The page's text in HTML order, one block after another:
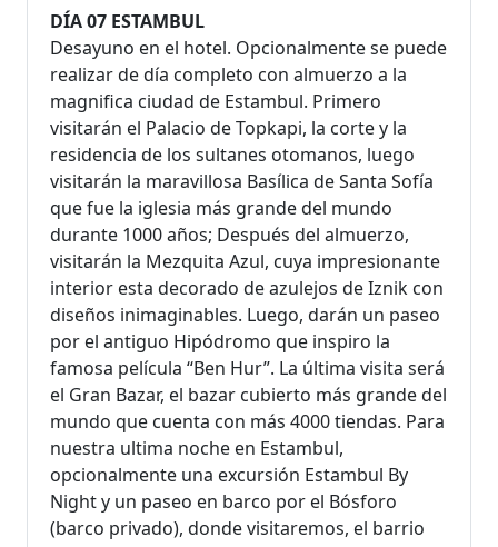
DÍA 07 ESTAMBUL
Desayuno en el hotel. Opcionalmente se puede
realizar de día completo con almuerzo a la
magnifica ciudad de Estambul. Primero
visitarán el Palacio de Topkapi, la corte y la
residencia de los sultanes otomanos, luego
visitarán la maravillosa Basílica de Santa Sofía
que fue la iglesia más grande del mundo
durante 1000 años; Después del almuerzo,
visitarán la Mezquita Azul, cuya impresionante
interior esta decorado de azulejos de Iznik con
diseños inimaginables. Luego, darán un paseo
por el antiguo Hipódromo que inspiro la
famosa película “Ben Hur”. La última visita será
el Gran Bazar, el bazar cubierto más grande del
mundo que cuenta con más 4000 tiendas. Para
nuestra ultima noche en Estambul,
opcionalmente una excursión Estambul By
Night y un paseo en barco por el Bósforo
(barco privado), donde visitaremos, el barrio